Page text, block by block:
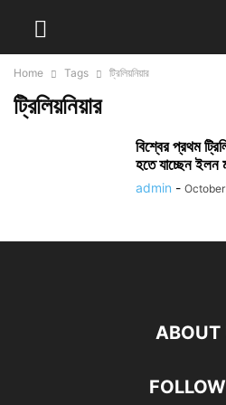
Home Tags ট্রিলিয়নিয়ার
ট্রিলিয়নিয়ার
বিশ্বের প্রথম
হতে যাচ্ছেন ইলন
admin -
ABOUT